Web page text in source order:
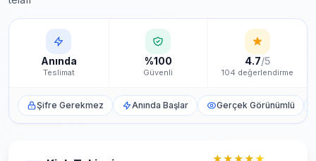
Anında
Teslimat
%100
Güvenli
4.7/5
104 değerlendirme
Şifre Gerekmez Anında Başlar Gerçek Görünümlü
★★★★★